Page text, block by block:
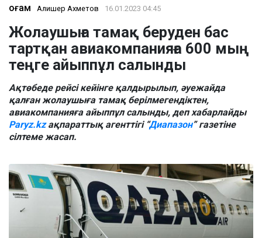
ОҚИҒА
News
Қоғам Алишер Ахметов 16.01.2023 04:45
Жолаушыға тамақ беруден бас
тартқан авиакомпанияға 600 мың
теңге айыппұл салынды
Ақтөбеде рейсі кейінге қалдырылып, әуежайда
қалған жолаушыға тамақ берілмегендіктен,
авиакомпанияға айыппұл салынды, деп хабарлайды
Paryz.kzақпараттық агенттігі “Диапазон” газетіне
сілтеме жасап.